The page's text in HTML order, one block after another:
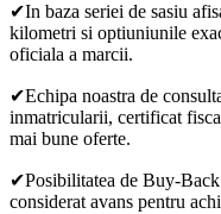
✔In baza seriei de sasiu
kilometri si optiuniunile
oficiala a marcii.
✔Echipa noastra de
inmatricularii, certificat
mai bune oferte.
✔Posibilitatea de Buy-
considerat avans pentru